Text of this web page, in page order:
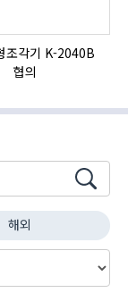
조각기 K-2040B
협의
해외